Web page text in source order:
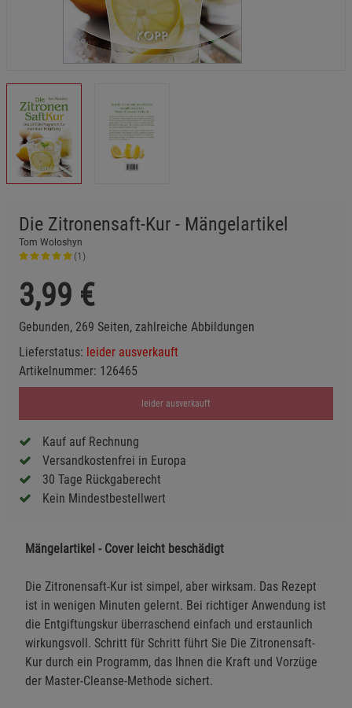
Die Zitronensaft-Kur - Mängelartikel
Tom Woloshyn
(1)
3,99 €
Gebunden, 269 Seiten, zahlreiche Abbildungen
Lieferstatus: leider ausverkauft
Artikelnummer: 126465
leider ausverkauft
Kauf auf Rechnung
Versandkostenfrei in Europa
30 Tage Rückgaberecht
Kein Mindestbestellwert
Mängelartikel - Cover leicht beschädigt
Die Zitronensaft-Kur ist simpel, aber wirksam. Das Rezept
ist in wenigen Minuten gelernt. Bei richtiger Anwendung ist
die Entgiftungskur überraschend einfach und erstaunlich
wirkungsvoll. Schritt für Schritt führt Sie Die Zitronensaft-
Kur durch ein Programm, das Ihnen die Kraft und Vorzüge
der Master-Cleanse-Methode sichert.